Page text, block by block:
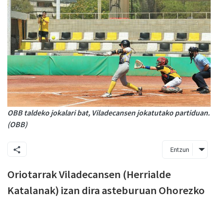
OBB taldeko jokalari bat, Viladecansen jokatutako partiduan.
(OBB)
Entzun
Oriotarrak Viladecansen (Herrialde
Katalanak) izan dira asteburuan Ohorezko